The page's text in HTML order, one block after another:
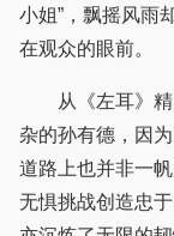
小姐”，飘摇风雨
在观众的眼前。
从《左耳》精
杂的孙有德，因
道路上也并非一
无惧挑战创造忠